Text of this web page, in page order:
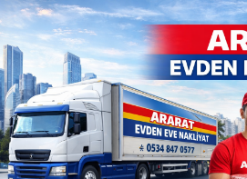
İçeriğe
geç